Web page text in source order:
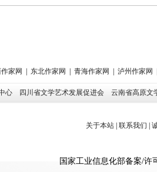
家网 | 东北作家网 | 青海作家网 | 泸州作家网
心 四川省文学艺术发展促进会 云南省高原文
关于本站| 联系我们 |
国家工业信息化部备案/许